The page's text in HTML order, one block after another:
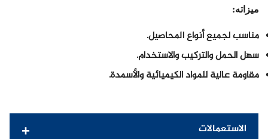
ميزاته:
مناسب لجميع أنواع المحاصيل.
سهل الحمل والتركيب والاستخدام.
مقاومة عالية للمواد الكيميائية والأسمدة.
الاستعمالات